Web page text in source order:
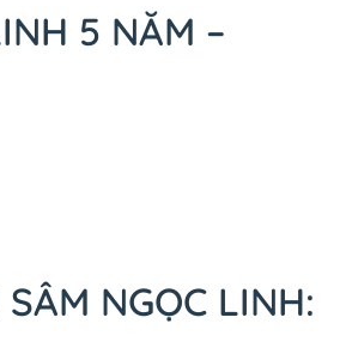
5 NĂM –
NGỌC LINH: